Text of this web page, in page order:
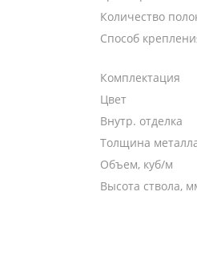
Количество
Способ
Комплектация
Цвет
Внутр. отделка
Толщина
Объем, куб/м
Высота ствола,